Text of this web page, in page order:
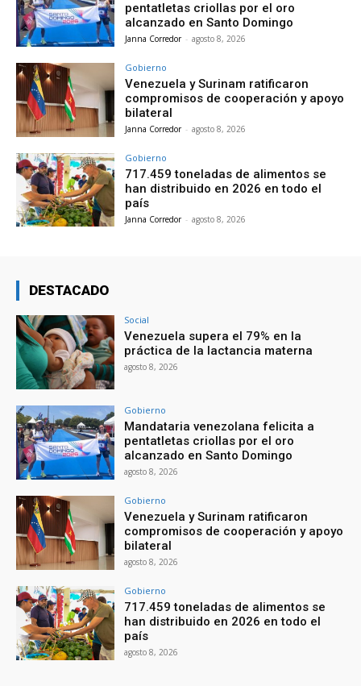
pentatletas criollas por el oro
alcanzado en Santo Domingo
Janna Corredor - agosto 8, 2026
Gobierno
Venezuela y Surinam ratificaron
compromisos de cooperación y apoyo
bilateral
Janna Corredor - agosto 8, 2026
Gobierno
717.459 toneladas de alimentos se
han distribuido en 2026 en todo el
país
Janna Corredor - agosto 8, 2026
DESTACADO
Social
Venezuela supera el 79% en la
práctica de la lactancia materna
agosto 8, 2026
Gobierno
Mandataria venezolana felicita a
pentatletas criollas por el oro
alcanzado en Santo Domingo
agosto 8, 2026
Gobierno
Venezuela y Surinam ratificaron
compromisos de cooperación y apoyo
bilateral
agosto 8, 2026
Gobierno
717.459 toneladas de alimentos se
han distribuido en 2026 en todo el
país
agosto 8, 2026